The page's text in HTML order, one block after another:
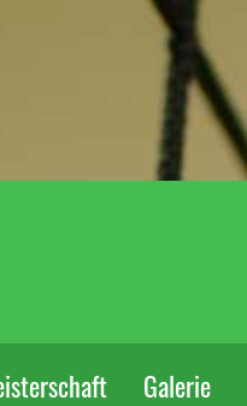
Galerie